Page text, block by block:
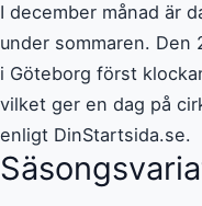
I december månad är
under sommaren. Den
i Göteborg först
vilket ger en dag på
enligt DinStartsida.se.